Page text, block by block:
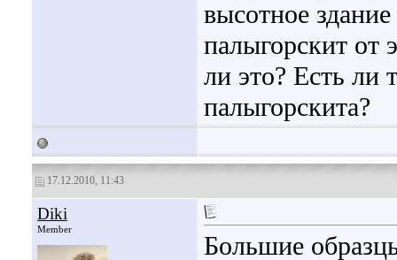
высотное
палыгорскит от
ли это? Есть ли
палыгорскита?
17.12.2010, 11:43
Diki
Member
Большие